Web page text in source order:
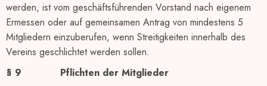
werden, ist vom geschäftsführenden Vorstand nach eigenem
Ermessen oder auf gemeinsamen Antrag von mindestens 5
Mitgliedern einzuberufen, wenn Streitigkeiten innerhalb des
Vereins geschlichtet werden sollen.
§ 9
Pflichten der Mitglieder